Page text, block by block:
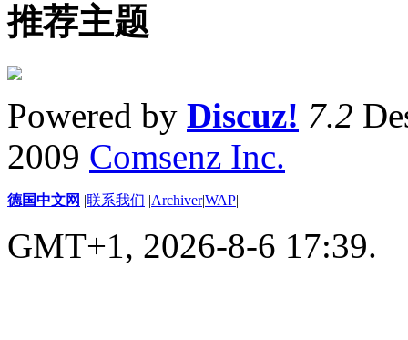
推荐主题
Powered by Discuz! 7.2
2009 Comsenz Inc.
德国中文网 |联系我们 |Archiver|WAP|
GMT+1, 2026-8-6 17:39.